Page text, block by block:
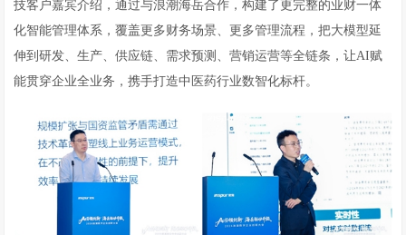
技客户嘉宾介绍，通过与浪潮海岳合作，构建了更完整的业财一体
化智能管理体系，覆盖更多财务场景、更多管理流程，把大模型延
伸到研发、生产、供应链、需求预测、营销运营等全链条，让AI赋
能贯穿企业全业务，携手打造中医药行业数智化标杆。